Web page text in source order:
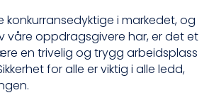
konkurransedyktige i markedet, og
våre oppdragsgivere har, er det et
en trivelig og trygg arbeidsplass
for alle er viktig i alle ledd,